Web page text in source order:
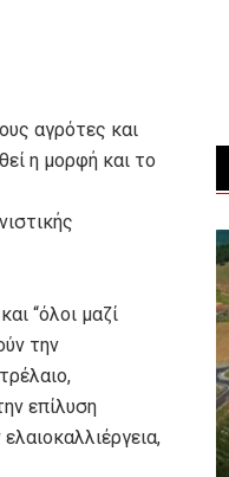
αγρότες και
η μορφή και το
“όλοι μαζί
την
επίλυση